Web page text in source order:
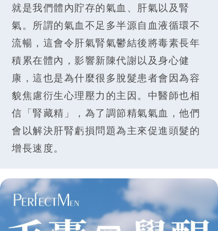
就是我們體內貯存的氣血、肝氣以及腎
氣。所謂的氣血不足多半源自血液循環不
流暢，這會令肝氣腎氣鬱結後將毒素長年
積累在體內，影響新陳代謝以及身心健
康，這也是為什麼很多脫髮患者會因為容
貌焦慮衍生心理壓力的主因。中醫師也相
信「腎藏精」，為了調節精氣氣血，他們
會以解決肝腎虧損問題為主來促進頭髮的
增長速度。